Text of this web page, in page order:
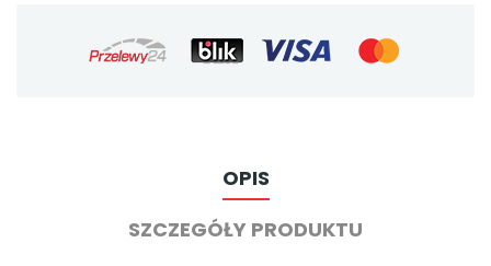
OPIS
SZCZEGÓŁY PRODUKTU